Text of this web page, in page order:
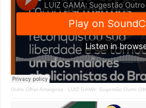
Outro Olhar Amargosa · LUIZ GAMA: Sugestão Outro